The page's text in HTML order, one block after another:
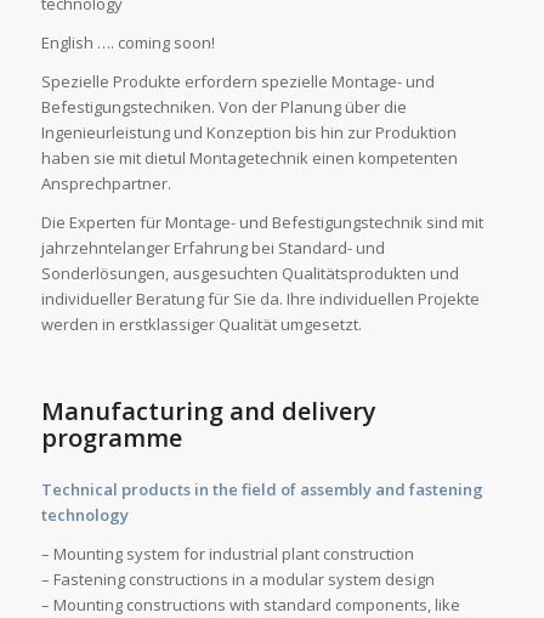
English …. coming soon!
Spezielle Produkte erfordern spezielle Montage- und
Befestigungstechniken. Von der Planung über die
Ingenieurleistung und Konzeption bis hin zur Produktion
haben sie mit dietul Montagetechnik einen kompetenten
Ansprechpartner.
Die Experten für Montage- und Befestigungstechnik sind mit
jahrzehntelanger Erfahrung bei Standard- und
Sonderlösungen, ausgesuchten Qualitätsprodukten und
individueller Beratung für Sie da. Ihre individuellen Projekte
werden in erstklassiger Qualität umgesetzt.
Manufacturing and delivery
programme
Technical products in the field of assembly and fastening
technology
– Mounting system for industrial plant construction
– Fastening constructions in a modular system design
– Mounting constructions with standard components, like